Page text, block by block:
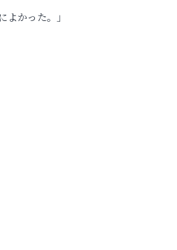
よかった。」